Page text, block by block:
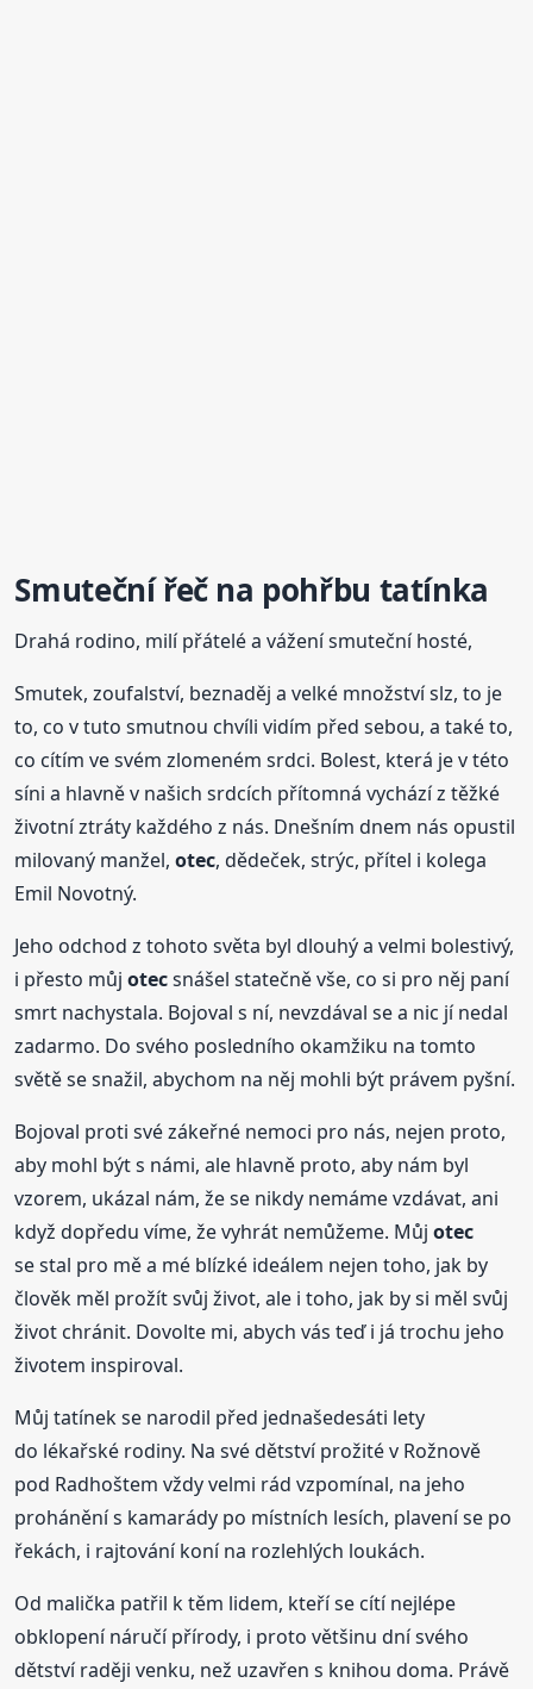
Smuteční řeč na pohřbu tatínka
Drahá rodino, milí přátelé a vážení smuteční hosté,
Smutek, zoufalství, beznaděj a velké množství slz, to je
to, co v tuto smutnou chvíli vidím před sebou, a také to,
co cítím ve svém zlomeném srdci. Bolest, která je v této
síni a hlavně v našich srdcích přítomná vychází z těžké
životní ztráty každého z nás. Dnešním dnem nás opustil
milovaný manžel,otec, dědeček, strýc, přítel i kolega
Emil Novotný.
Jeho odchod z tohoto světa byl dlouhý a velmi bolestivý,
i přesto můjotecsnášel statečně vše, co si pro něj paní
smrt nachystala. Bojoval s ní, nevzdával se a nic jí nedal
zadarmo. Do svého posledního okamžiku na tomto
světě se snažil, abychom na něj mohli být právem pyšní.
Bojoval proti své zákeřné nemoci pro nás, nejen proto,
aby mohl být s námi, ale hlavně proto, aby nám byl
vzorem, ukázal nám, že se nikdy nemáme vzdávat, ani
když dopředu víme, že vyhrát nemůžeme. Můjotec
se stal pro mě a mé blízké ideálem nejen toho, jak by
člověk měl prožít svůj život, ale i toho, jak by si měl svůj
život chránit. Dovolte mi, abych vás teď i já trochu jeho
životem inspiroval.
Můj tatínek se narodil před jednašedesáti lety
do lékařské rodiny. Na své dětství prožité v Rožnově
pod Radhoštem vždy velmi rád vzpomínal, na jeho
prohánění s kamarády po místních lesích, plavení se po
řekách, i rajtování koní na rozlehlých loukách.
Od malička patřil k těm lidem, kteří se cítí nejlépe
obklopení náručí přírody, i proto většinu dní svého
dětství raději venku, než uzavřen s knihou doma. Právě